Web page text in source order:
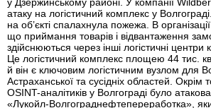
у Дзержинському районі. У компанії
атаку на логістичний комплекс у
на об’єкті спалахнула пожежа. В
що приймання товарів і відвантаження
здійснюються через інші логістичні центри
Це логістичний комплекс площею 44 тис.
й він є ключовим логістичним вузлом для
Астраханської та сусідніх областей. Окрім
OSINT-аналітиків у Волгограді було
«Лукойл-Волгограднефтепереработка»,